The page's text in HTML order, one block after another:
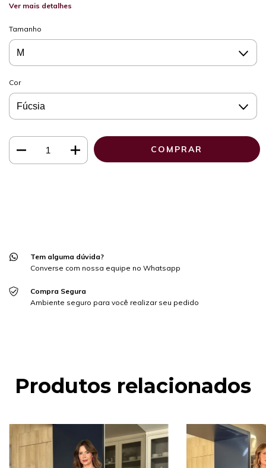
Ver mais detalhes
Tamanho
Cor
Tem alguma dúvida?
Converse com nossa equipe no Whatsapp
Compra Segura
Ambiente seguro para você realizar seu pedido
Produtos relacionados